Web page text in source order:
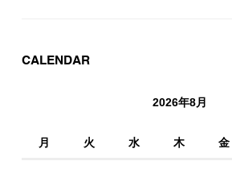
CALENDAR
2026年8月
月 火 水 木 金